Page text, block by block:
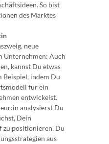
So bist
des Marktes
neue
Unternehmen: Auch
kannst Du etwas
Beispiel, indem Du
für ein
entwickelst.
analysierst Du
Dein
zu positionieren. Du
aus